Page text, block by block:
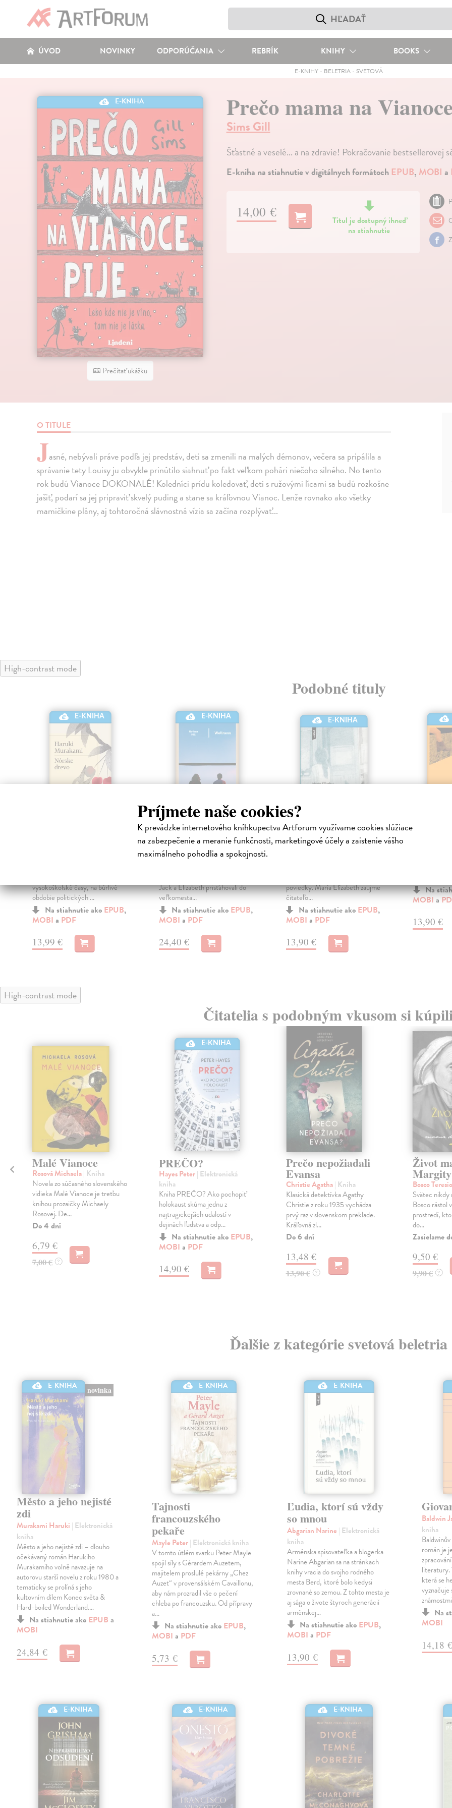
Príjmete naše cookies?
K prevádzke internetového kníhkupectva Artforum využívame cookies slúžiace
na zabezpečenie a meranie funkčnosti, marketingové účely a zaistenie vášho
maximálneho pohodlia a spokojnosti.
ÚVOD NOVINKY ODPORÚČANIA REBRÍK KNIHY BOOKS
E-KNIHY - BELETRIA - SVETOVÁ
E-KNIHA
Prečítať ukážku
Prečo mama na
Sims Gill
Šťastné a veselé... a na zdravie! Pokračovanie bestsellerovej
E-kniha na stiahnutie v digitálnych formátoch EPUB, MOBI a
14,00 €
Titul je dostupný ihneď
na stiahnutie
O TITULE
Jasné, nebývali práve podľa jej predstáv, deti sa zmenili na malých démonov, večera sa pripálila a
správanie tety Louisy ju obvykle prinútilo siahnuť po fakt veľkom pohári niečoho silného. No tento
rok budú Vianoce DOKONALÉ! Koledníci prídu koledovať, deti s ružovými lícami sa budú rozkošne
jašiť, podarí sa jej pripraviť skvelý puding a stane sa kráľovnou Vianoc. Lenže rovnako ako všetky
mamičkine plány, aj tohtoročná slávnostná vízia sa začína rozplývať...
High-contrast mode
Podobné tituly
E-KNIHA
vysokoškolské časy, na búrlivé
obdobie politických ...
Na stiahnutie ako EPUB,
MOBI a PDF
13,99 €
E-KNIHA
Wellness
Hill Nathan | Elektronická
kniha
Jack a Elizabeth prisťahovali do
veľkomesta...
Na stiahnutie ako EPUB,
MOBI a PDF
24,40 €
E-KNIHA
Izba v inom svete
Bragadóttir Elísabet María|
poviedky. María Elízabeth zaujme
čitateľo...
Na stiahnutie ako EPUB,
MOBI a PDF
13,90 €
Všetci
Na
MOBI a
13,90 €
High-contrast mode
Čitatelia s podobným vkusom si
Malé Vianoce
Rosová Michaela| Kniha
Novela zo súčasného slovenského
vidieka Malé Vianoce je treťou
knihou prozaičky Michaely
Rosovej. De...
Do 4 dní
6,79 €
7,00 € ?
E-KNIHA
PREČO?
Hayes Peter| Elektronická
kniha
Kniha PREČO? Ako pochopiť
holokaust skúma jednu z
najtragickejších udalostí v
dejinách ľudstva a odp...
Na stiahnutie ako EPUB,
MOBI a PDF
14,90 €
Prečo nepožiadali
Evansa
Christie Agatha| Kniha
Klasická detektívka Agathy
Christie z roku 1935 vychádza
prvý raz v slovenskom preklade.
Kráľovná zl...
Do 6 dní
13,48 €
13,90 € ?
Život
Margity
Bosco Teresio
Svätec nikdy
Bosco rástol
prostredí,
do...
Zasielame
9,50 €
9,90 € ?
Ďalšie z kategórie svetová beletria
E-KNIHA novinka
Město a jeho nejisté
zdi
Murakami Haruki | Elektronická
kniha
Město a jeho nejisté zdi – dlouho
očekávaný román Harukiho
Murakamiho volně navazuje na
autorovu starší novelu z roku 1980 a
tematicky se prolíná s jeho
kultovním dílem Konec světa &
Hard-boiled Wonderland.…
Na stiahnutie ako EPUB a
MOBI
24,84 €
E-KNIHA
Tajnosti
francouzského
pekaře
Mayle Peter| Elektronická kniha
V tomto útlém svazku Peter Mayle
spojil síly s Gérardem Auzetem,
majitelem proslulé pekárny „Chez
Auzet“ v provensálském Cavaillonu,
aby nám prozradil vše o pečení
chleba po francouzsku. Od přípravy
a…
Na stiahnutie ako EPUB,
MOBI a PDF
5,73 €
E-KNIHA
Ľudia, ktorí sú vždy
so mnou
Abgarian Narine | Elektronická
kniha
Arménska spisovateľka a blogerka
Narine Abgarian sa na stránkach
knihy vracia do svojho rodného
mesta Berd, ktoré bolo kedysi
zrovnané so zemou. Z tohto mesta je
aj sága o živote štyroch generácií
arménskej…
Na stiahnutie ako EPUB,
MOBI a PDF
13,90 €
Baldwin
kniha
román je
literatury.
která se
vyznačuje
Na
MOBI
14,18 €
E-KNIHA E-KNIHA E-KNIHA